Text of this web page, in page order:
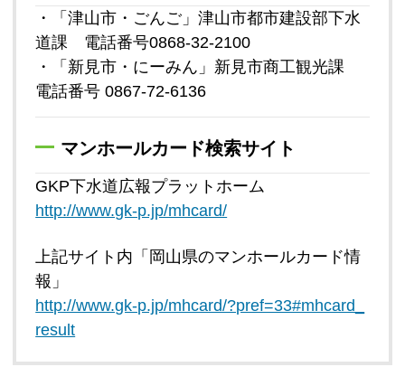
・「津山市・ごんご」津山市都市建設部下水
道課 電話番号0868-32-2100
・「新見市・にーみん」新見市商工観光課
電話番号 0867-72-6136
マンホールカード検索サイト
GKP下水道広報プラットホーム
http://www.gk-p.jp/mhcard/
上記サイト内「岡山県のマンホールカード情
報」
http://www.gk-p.jp/mhcard/?pref=33#mhcard_
result